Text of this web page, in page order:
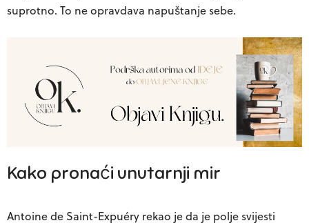
suprotno. To ne opravdava napuštanje sebe.
Kako pronaći unutarnji mir
Antoine de Saint-Expuéry rekao je da je polje svijesti